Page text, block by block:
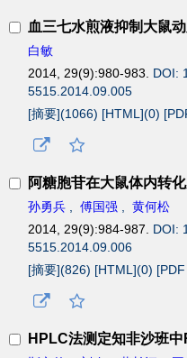
血三七水煎液抑制大鼠
白敏
2014, 29(9):980-983. DOI:
5515.2014.09.005
[摘要](1066) [HTML](0)
阿糖胞苷在大鼠体内转
孙勇兵 , 傅国强 , 黄何松
2014, 29(9):984-987. DOI:
5515.2014.09.006
[摘要](826) [HTML](0)
HPLC法测定知非沙班